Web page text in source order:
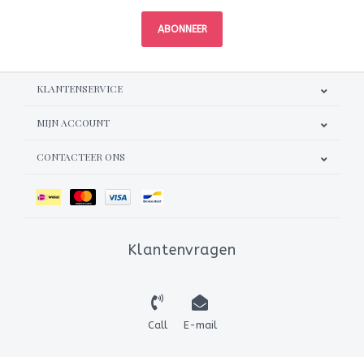
ABONNEER
KLANTENSERVICE
MIJN ACCOUNT
CONTACTEER ONS
Klantenvragen
Call E-mail